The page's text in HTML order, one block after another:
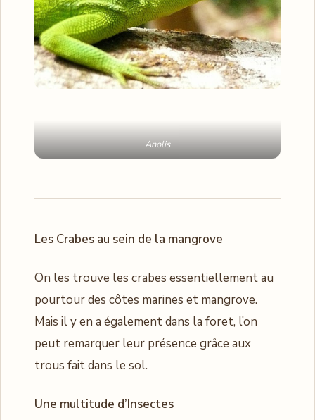
Anolis
Les Crabes au sein de la mangrove
On les trouve les crabes essentiellement au
pourtour des côtes marines et mangrove.
Mais il y en a également dans la foret, l’on
peut remarquer leur présence grâce aux
trous fait dans le sol.
Une multitude d’Insectes